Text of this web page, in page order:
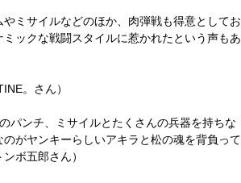
ミサイルなどのほか、肉弾戦も得意としてお
ミックな戦闘スタイルに惹かれたという声もあ
。さん）
パンチ、ミサイルとたくさんの兵器を持ちな
がヤンキーらしいアキラと松の魂を背負って
ボ五郎さん）